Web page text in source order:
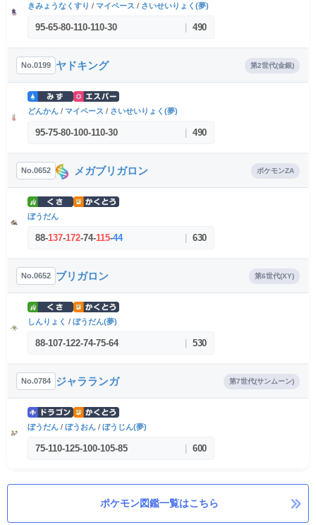
きみょうなくすり / マイペース / さいせいりょく(夢)
95-65-80-110-110-30 490
No.0199 ヤドキング 第2世代(金銀)
どんかん / マイペース / さいせいりょく(夢)
95-75-80-100-110-30 490
No.0652 メガブリガロン ポケモンZA
ぼうだん
88-137-172-74-115-44 630
No.0652 ブリガロン 第6世代(XY)
しんりょく / ぼうだん(夢)
88-107-122-74-75-64 530
No.0784 ジャラランガ 第7世代(サンムーン)
ぼうだん / ぼうおん / ぼうじん(夢)
75-110-125-100-105-85 600
ポケモン図鑑一覧はこちら